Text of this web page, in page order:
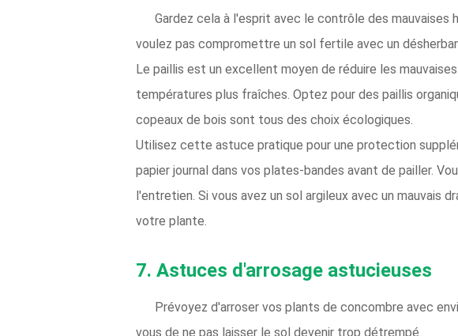
Gardez cela à l'esprit avec le contrôle des
voulez pas compromettre un sol fertile avec un
Le paillis est un excellent moyen de réduire les
températures plus fraîches. Optez pour des paillis
copeaux de bois sont tous des choix écologiques.
Utilisez cette astuce pratique pour une protection
papier journal dans vos plates-bandes avant de pailler.
l'entretien. Si vous avez un sol argileux avec un mauvais
votre plante.
7. Astuces d'arrosage astucieuses
Prévoyez d'arroser vos plants de concombre avec
vous de ne pas laisser le sol devenir trop détrempé.